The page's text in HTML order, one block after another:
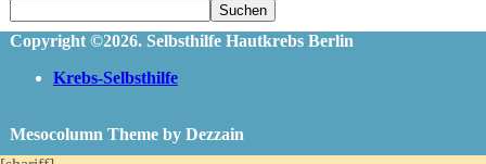
Suchen
Copyright ©2026. Selbsthilfe Hautkrebs Berlin
Krebs-Selbsthilfe
Mesocolumn Theme by Dezzain